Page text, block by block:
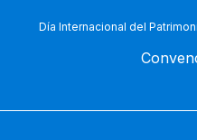
Día Internacional del